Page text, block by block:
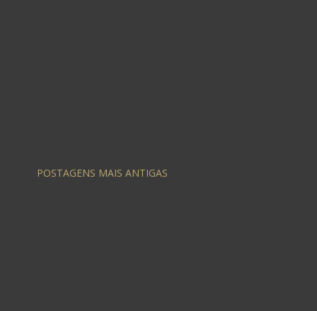
POSTAGENS MAIS ANTIGAS